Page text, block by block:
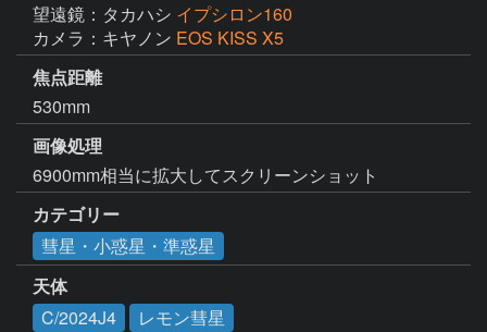
望遠鏡：タカハシ イプシロン160
カメラ：キヤノン EOS KISS X5
焦点距離
530mm
画像処理
6900mm相当に拡大してスクリーンショット
カテゴリー
彗星・小惑星・準惑星
天体
C/2024J4
レモン彗星